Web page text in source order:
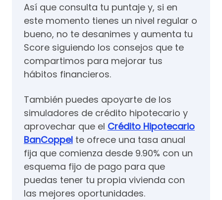
Así que consulta tu puntaje y, si en
este momento tienes un nivel regular o
bueno, no te desanimes y aumenta tu
Score siguiendo los consejos que te
compartimos para mejorar tus
hábitos financieros.
También puedes apoyarte de los
simuladores de crédito hipotecario y
aprovechar que el Crédito Hipotecario
BanCoppel te ofrece una tasa anual
fija que comienza desde 9.90% con un
esquema fijo de pago para que
puedas tener tu propia vivienda con
las mejores oportunidades.